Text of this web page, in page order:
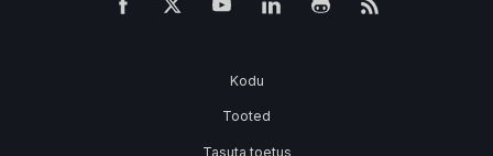
Kodu
Tooted
Tasuta toetus